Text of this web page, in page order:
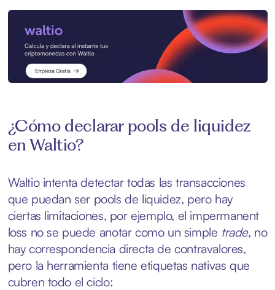
¿Cómo declarar pools de liquidez
en Waltio?
Waltio intenta detectar todas las transacciones
que puedan ser pools de liquidez, pero hay
ciertas limitaciones, por ejemplo, el impermanent
loss no se puede anotar como un simple trade, no
hay correspondencia directa de contravalores,
pero la herramienta tiene etiquetas nativas que
cubren todo el ciclo: